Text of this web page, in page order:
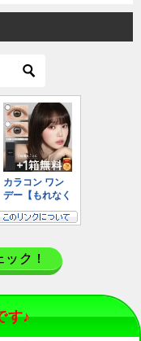
ク！
す♪